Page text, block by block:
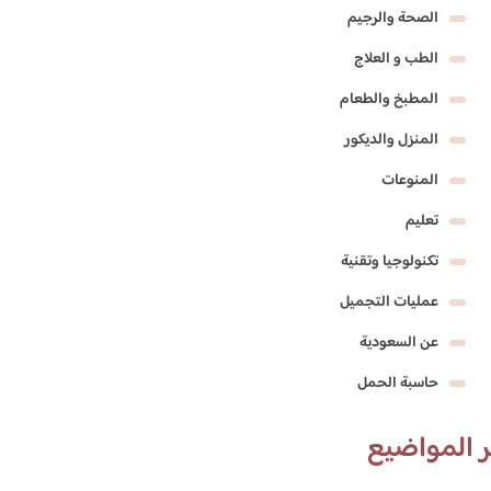
الصحة والرجيم
الطب و العلاج
المطبخ والطعام
المنزل والديكور
المنوعات
تعليم
تكنولوجيا وتقنية
عمليات التجميل
عن السعودية
حاسبة الحمل
المواضيع